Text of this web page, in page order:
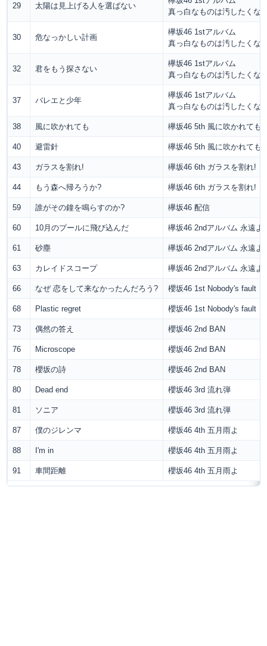
29 太陽は見上げる人を選ばない
真っ白なものは汚したくな
30 危なっかしい計画
欅坂46 1stアルバム
真っ白なものは汚したくな
32 君をもう探さない
欅坂46 1stアルバム
真っ白なものは汚したくな
37 バレエと少年
欅坂46 1stアルバム
真っ白なものは汚したくな
38 風に吹かれても 欅坂46 5th 風に吹かれても
40 避雷針 欅坂46 5th 風に吹かれても
43 ガラスを割れ! 欅坂46 6th ガラスを割れ!
44 もう森へ帰ろうか? 欅坂46 6th ガラスを割れ!
59 誰がその鐘を鳴らすのか? 欅坂46 配信
60 10月のプールに飛び込んだ 欅坂46 2ndアルバム 永遠
61 砂塵 欅坂46 2ndアルバム 永遠
63 カレイドスコープ 欅坂46 2ndアルバム 永遠
66 なぜ 恋をして来なかったんだろう? 櫻坂46 1st Nobody's fault
68 Plastic regret 櫻坂46 1st Nobody's fault
73 偶然の答え 櫻坂46 2nd BAN
76 Microscope 櫻坂46 2nd BAN
78 櫻坂の詩 櫻坂46 2nd BAN
80 Dead end 櫻坂46 3rd 流れ弾
81 ソニア 櫻坂46 3rd 流れ弾
87 僕のジレンマ 櫻坂46 4th 五月雨よ
88 I'm in 櫻坂46 4th 五月雨よ
91 車間距離 櫻坂46 4th 五月雨よ